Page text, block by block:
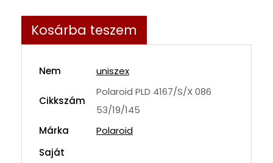
Kosárba teszem
Nem uniszex
Cikkszám
Polaroid PLD 4167/S/X 086
53/19/145
Márka
Polaroid
Saját